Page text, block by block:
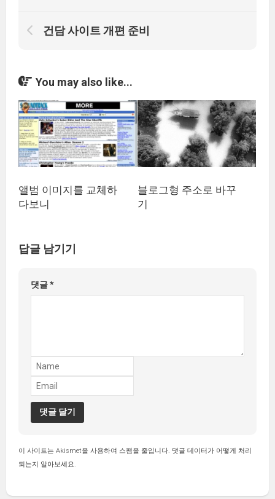
건담 사이트 개편 준비
You may also like...
앨범 이미지를 교체하
다보니
블로그형 주소로 바꾸
기
답글 남기기
댓글*
이 사이트는 Akismet을 사용하여 스팸을 줄입니다. 댓글 데이터가 어떻게 처리
되는지 알아보세요.